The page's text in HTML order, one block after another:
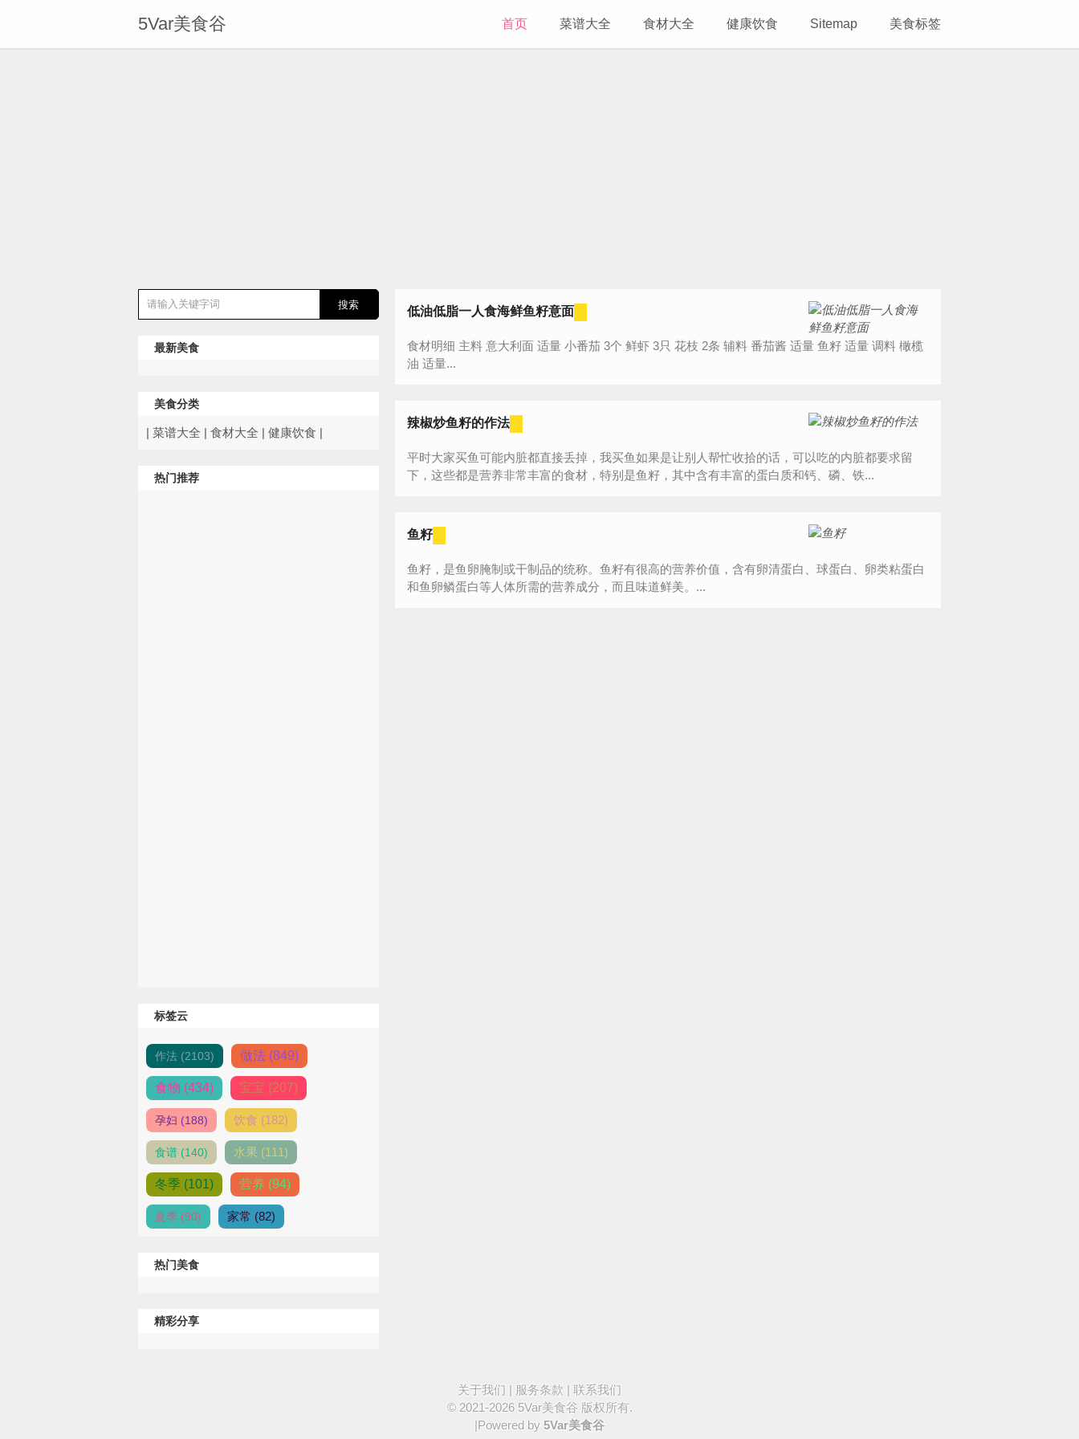
5Var美食谷 首页 菜谱大全 食材大全 健康饮食 Sitemap 美食标签
最新美食
美食分类
| 菜谱大全 | 食材大全 | 健康饮食 |
热门推荐
标签云
作法 (2103) 做法 (849)
食物 (434) 宝宝 (207)
孕妇 (188) 饮食 (182)
食谱 (140) 水果 (111)
冬季 (101) 营养 (94)
夏季 (90) 家常 (82)
热门美食
精彩分享
低油低脂一人食海鲜鱼籽意面
食材明细 主料 意大利面 适量 小番茄 3个 鲜虾 3只 花枝 2条 辅料 番茄酱 适量 鱼籽 适量 调料 橄榄
油 适量...
辣椒炒鱼籽的作法
平时大家买鱼可能内脏都直接丢掉，我买鱼如果是让别人帮忙收拾的话，可以吃的内脏都要求留
下，这些都是营养非常丰富的食材，特别是鱼籽，其中含有丰富的蛋白质和钙、磷、铁...
鱼籽
鱼籽，是鱼卵腌制或干制品的统称。鱼籽有很高的营养价值，含有卵清蛋白、球蛋白、卵类粘蛋白
和鱼卵鳞蛋白等人体所需的营养成分，而且味道鲜美。...
关于我们 | 服务条款 | 联系我们
© 2021-2026 5Var美食谷 版权所有.
|Powered by 5Var美食谷